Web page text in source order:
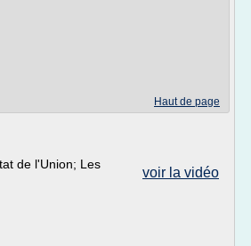
Haut de page
voir la vidéo
de l'Union; Les